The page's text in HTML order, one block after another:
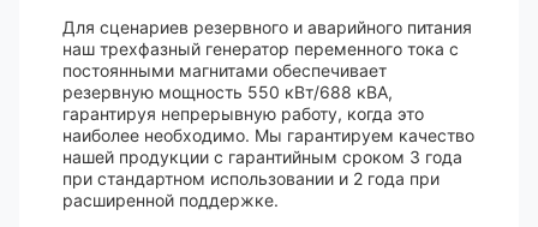
Для сценариев резервного и аварийного питания
наш трехфазный генератор переменного тока с
постоянными магнитами обеспечивает
резервную мощность 550 кВт/688 кВА,
гарантируя непрерывную работу, когда это
наиболее необходимо. Мы гарантируем качество
нашей продукции с гарантийным сроком 3 года
при стандартном использовании и 2 года при
расширенной поддержке.